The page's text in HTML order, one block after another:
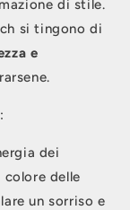
di stile.
si tingono di
e
dei
colore delle
un sorriso e